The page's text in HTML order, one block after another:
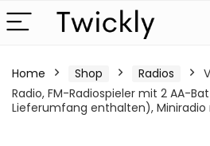
Home Shop Radios
Radio, FM-Radiospieler mit 2 AA-
Lieferumfang enthalten), Miniradio